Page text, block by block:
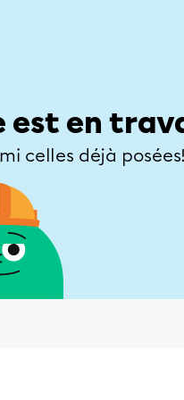
est en
celles déjà